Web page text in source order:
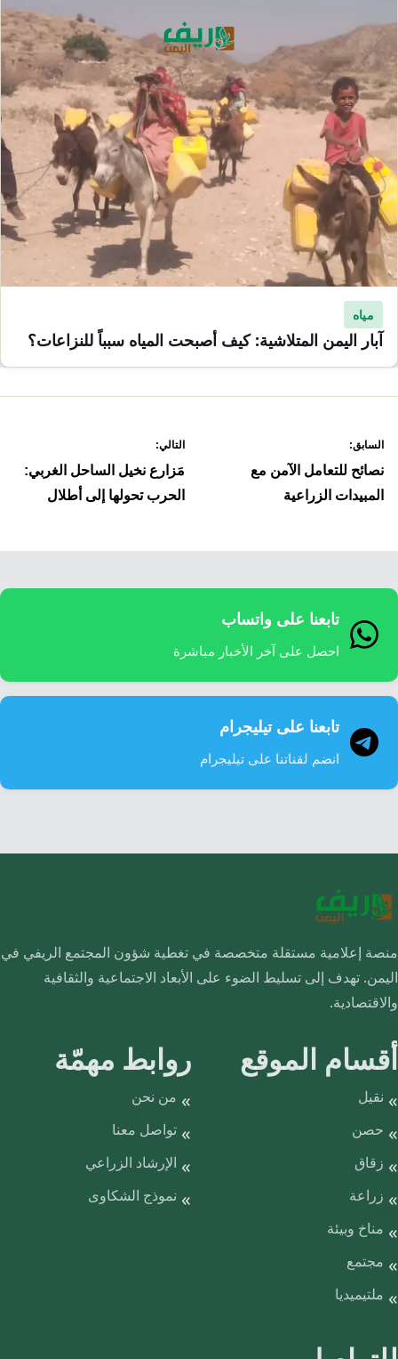
مياه
آبار اليمن المتلاشية: كيف أصبحت المياه سبباً للنزاعات؟
المقالات
السابق:
نصائح للتعامل الآمن مع
المبيدات الزراعية
التالي:
مَزارع نخيل الساحل الغربي:
الحرب تحولها إلى أطلال
تابعنا على واتساب
احصل على آخر الأخبار مباشرة
تابعنا على تيليجرام
انضم لقناتنا على تيليجرام
منصة إعلامية مستقلة متخصصة في تغطية شؤون المجتمع الريفي في
اليمن. تهدف إلى تسليط الضوء على الأبعاد الاجتماعية والثقافية
والاقتصادية.
أقسام الموقع
نقيل
حصن
زقاق
زراعة
مناخ وبيئة
مجتمع
ملتيميديا
روابط مهمّة
من نحن
تواصل معنا
الإرشاد الزراعي
نموذج الشكاوى